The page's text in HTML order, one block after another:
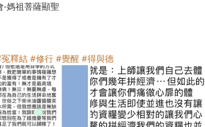
-媽祖菩薩顯聖
釋結 #修行 #覺醒 #得與德